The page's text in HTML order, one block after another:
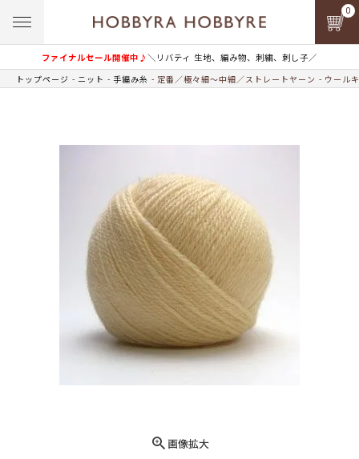
ファイナルセール開催中♪＼リバティ 生地、編み物、刺繍、刺し子／
0
トップページ ニット 手編み糸 定番／極々細～中細／ストレートヤーン ウール
画像拡大